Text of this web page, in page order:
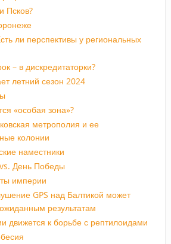
Псков?
ли перспективы у региональных
– в дискредитаторки?
летний сезон 2024
«особая зона»?
метрополия и ее
колонии
наместники
День Победы
империи
GPS над Балтикой может
результатам
движется к борьбе с рептилоидами